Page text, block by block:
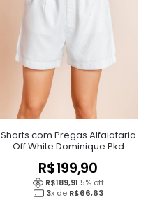
Shorts com Pregas Alfaiataria
Off White Dominique Pkd
R$199,90
R$189,91 5% off
3x de R$66,63